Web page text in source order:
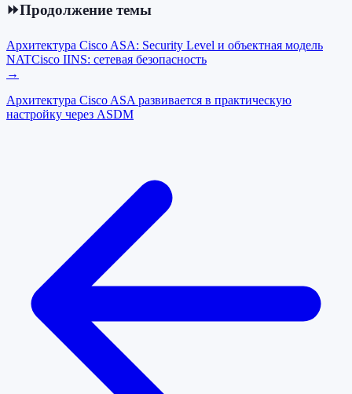
⏩Продолжение темы
Архитектура Cisco ASA: Security Level и объектная модель
NATCisco IINS: сетевая безопасность
→
Архитектура Cisco ASA развивается в практическую
настройку через ASDM